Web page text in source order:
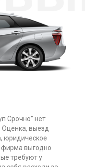
Срочно” нет
Оценка, выезд
юридическое
выгодно
требуют у